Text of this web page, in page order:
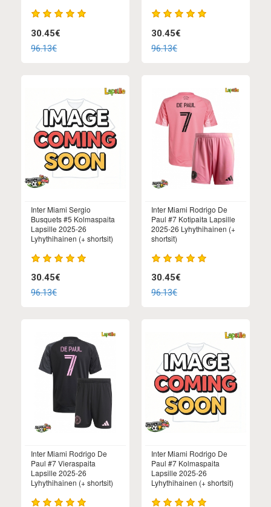
30.45€
96.13€
30.45€
96.13€
Inter Miami Sergio
Busquets #5 Kolmaspaita
Lapsille 2025-26
Lyhythihainen (+ shortsit)
30.45€
96.13€
Inter Miami Rodrigo De
Paul #7 Kotipaita Lapsille
2025-26 Lyhythihainen (+
shortsit)
30.45€
96.13€
Inter Miami Rodrigo De
Paul #7 Vieraspaita
Lapsille 2025-26
Lyhythihainen (+ shortsit)
Inter Miami Rodrigo De
Paul #7 Kolmaspaita
Lapsille 2025-26
Lyhythihainen (+ shortsit)